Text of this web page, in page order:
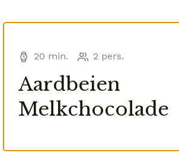
20 min. 2 pers.
Aardbeien
Melkchocolade